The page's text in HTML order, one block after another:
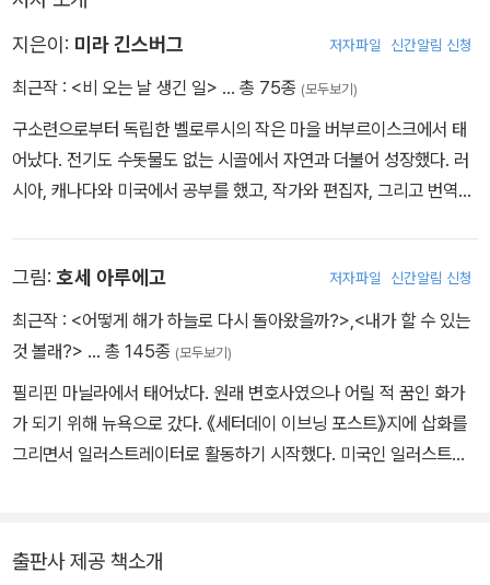
지은이: 미라 긴스버그 저자파일 신간알림 신청
최근작 : <비 오는 날 생긴 일> … 총 75종 (모두보기)
구소련으로부터 독립한 벨로루시의 작은 마을 버부르이스크에서 태
어났다. 전기도 수돗물도 없는 시골에서 자연과 더불어 성장했다. 러
시아, 캐나다와 미국에서 공부를 했고, 작가와 편집자, 그리고 번역가
그림:호세 아루에고 저자파일 신간알림 신청
최근작 : <어떻게 해가 하늘로 다시 돌아왔을까?>,<내가 할 수 있는
것 볼래?> … 총 145종 (모두보기)
필리핀 마닐라에서 태어났다. 원래 변호사였으나 어릴 적 꿈인 화가
가 되기 위해 뉴욕으로 갔다. 《세터데이 이브닝 포스트》지에 삽화를
그리면서 일러스트레이터로 활동하기 시작했다. 미국인 일러스트레
출판사 제공 책소개